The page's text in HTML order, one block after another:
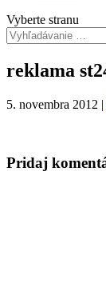
Vyberte stranu
reklama
5. novembra 2012 |
Pridaj